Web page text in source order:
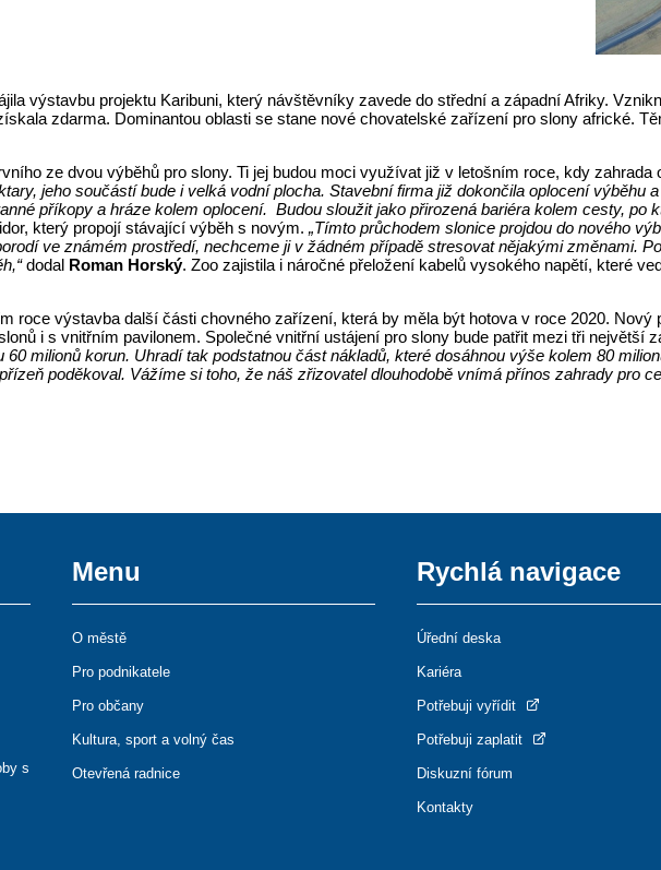
výstavbu projektu Karibuni, který návštěvníky zavede do střední a západní Afriky.
zdarma. Dominantou oblasti se stane nové chovatelské zařízení pro slony africké.
ze dvou výběhů pro slony. Ti jej budou moci využívat již v letošním roce, kdy
jeho součástí bude i velká vodní plocha. Stavební firma již dokončila oplocení výběhu
příkopy a hráze kolem oplocení. Budou sloužit jako přirozená bariéra kolem cesty, po
který propojí stávající výběh s novým.„Tímto průchodem slonice projdou do nového
ve známém prostředí, nechceme ji v žádném případě stresovat nějakými změnami.
dodal Roman Horský. Zoo zajistila i náročné přeložení kabelů vysokého napětí, které
roce výstavba další části chovného zařízení, která by měla být hotova v roce 2020.
i s vnitřním pavilonem. Společné vnitřní ustájení pro slony bude patřit mezi tři
milionů korun. Uhradí tak podstatnou část nákladů, které dosáhnou výše kolem 80
poděkoval. Vážíme si toho, že náš zřizovatel dlouhodobě vnímá přínos zahrady pro
s
Menu
O městě
Pro podnikatele
Pro občany
Kultura, sport a volný čas
Otevřená radnice
Rychlá navigace
Úřední deska
Kariéra
Potřebuji vyřídit
Potřebuji zaplatit
Diskuzní fórum
Kontakty